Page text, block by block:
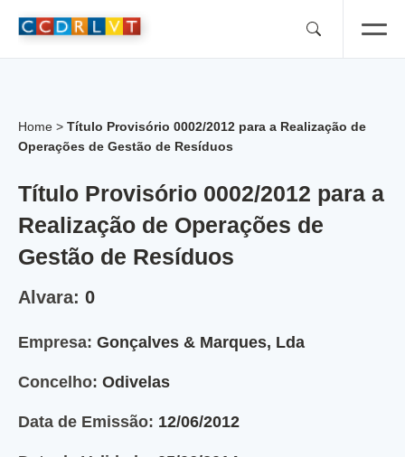
Home > Título Provisório 0002/2012 para a Realização de
Operações de Gestão de Resíduos
Título Provisório 0002/2012 para a
Realização de Operações de
Gestão de Resíduos
Alvara: 0
Empresa: Gonçalves & Marques, Lda
Concelho: Odivelas
Data de Emissão: 12/06/2012